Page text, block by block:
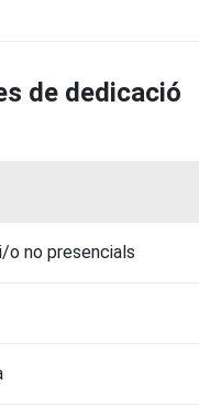
de dedicació
no presencials